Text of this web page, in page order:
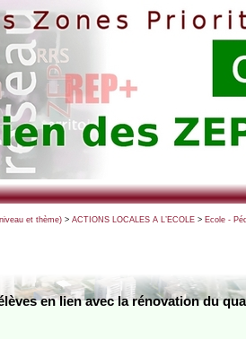
et thème)> ACTIONS LOCALES A L’ECOLE> Ecole -
en lien avec la rénovation du